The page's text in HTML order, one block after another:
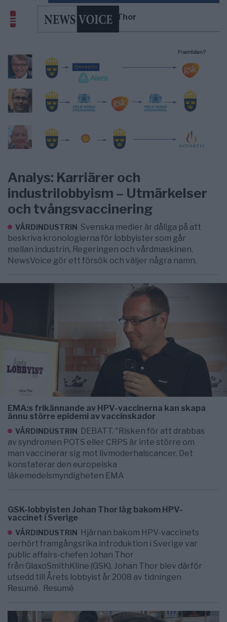
Johan Thor
Analys: Karriärer och
industrilobbyism – Utmärkelser
och tvångsvaccinering
VÅRDINDUSTRIN Svenska medier är dåliga på att
beskriva kronologierna för lobbyister som går
mellan industrin, Regeringen och vårdmaskinen.
NewsVoice gör ett försök och väljer några namn.
EMA:s frikännande av HPV-vaccinerna kan skapa
ännu större epidemi av vaccinskador
VÅRDINDUSTRIN DEBATT. "Risken för att drabbas
av syndromen POTS eller CRPS är inte större om
man vaccinerar sig mot livmoderhalscancer. Det
konstaterar den europeiska
läkemedelsmyndigheten EMA
GSK-lobbyisten Johan Thor låg bakom HPV-
vaccinet i Sverige
VÅRDINDUSTRIN Hjärnan bakom HPV-vaccinets
oerhört framgångsrika introduktion i Sverige var
public affairs-chefen Johan Thor
från GlaxoSmithKline (GSK). Johan Thor blev därför
utsedd till Årets lobbyist år 2008 av tidningen
Resumé. Resumé